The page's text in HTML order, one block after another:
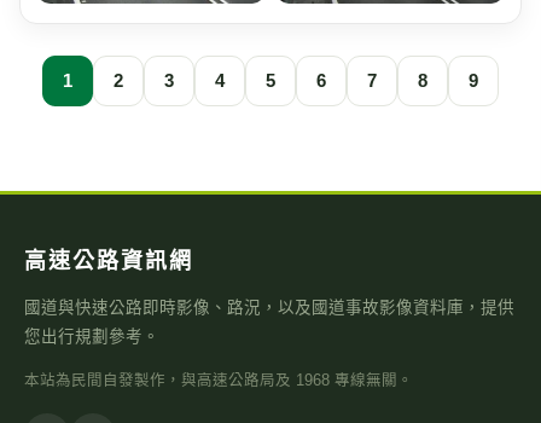
1 2 3 4 5 6 7 8 9
高速公路資訊網
國道與快速公路即時影像、路況，以及國道事故影像資料庫，提供
您出行規劃參考。
本站為民間自發製作，與高速公路局及 1968 專線無關。